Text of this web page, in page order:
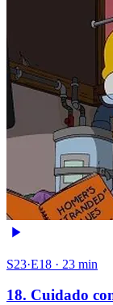
S23·E18 · 23 min
18. Cuidado